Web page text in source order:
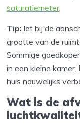
saturatiemeter.
Tip: let bij de
grootte van de
Sommige
in een kleine
huis nauwelijks
Wat is de